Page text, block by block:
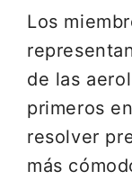
Los
de las
primeros
resolver
más